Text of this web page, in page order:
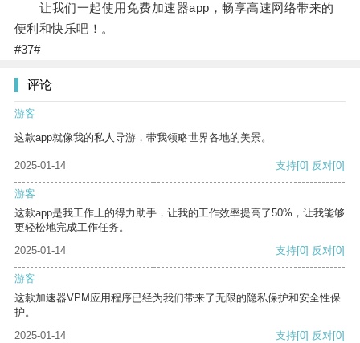
让我们一起使用免费加速器app，畅享高速网络带来的
便利和快乐吧！。
#37#
评论
游客
这款app就像我的私人导游，带我领略世界各地的美景。
2025-01-14 支持[0] 反对[0]
游客
这款app是我工作上的得力助手，让我的工作效率提高了50%，让我能够
更轻松地完成工作任务。
2025-01-14
支持[0] 反对[0]
游客
这款加速器VPM应用程序已经为我们带来了无限的隐私保护和安全性保
护。
2025-01-14
支持[0] 反对[0]